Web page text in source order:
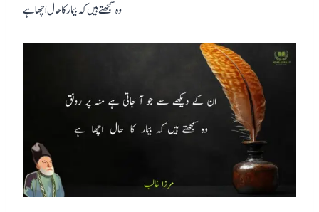
وہ سمجھتے ہیں کہ بیمار کا حال اچھا ہے